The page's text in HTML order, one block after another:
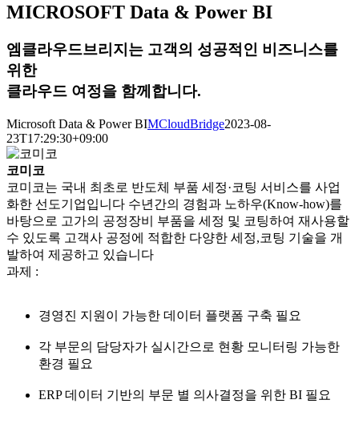
MICROSOFT Data & Power BI
엠클라우드브리지는 고객의 성공적인 비즈니스를
위한
클라우드 여정을 함께합니다.
Microsoft Data & Power BIMCloudBridge2023-08-
23T17:29:30+09:00
코미코
코미코는 국내 최초로 반도체 부품 세정·코팅 서비스를 사업
화한 선도기업입니다 수년간의 경험과 노하우(Know-how)를
바탕으로 고가의 공정장비 부품을 세정 및 코팅하여 재사용할
수 있도록 고객사 공정에 적합한 다양한 세정,코팅 기술을 개
발하여 제공하고 있습니다
과제 :
경영진 지원이 가능한 데이터 플랫폼 구축 필요
각 부문의 담당자가 실시간으로 현황 모니터링 가능한
환경 필요
ERP 데이터 기반의 부문 별 의사결정을 위한 BI 필요